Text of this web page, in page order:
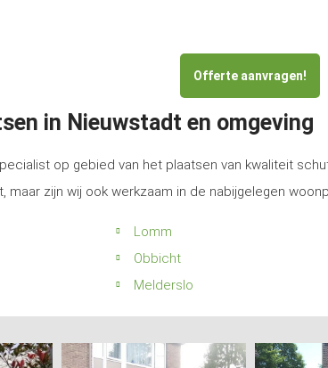
Offerte aanvragen!
in Nieuwstadt en omgeving
op gebied van het plaatsen van kwaliteit
maar zijn wij ook werkzaam in de nabijgelegen
Lomm
Obbicht
Melderslo